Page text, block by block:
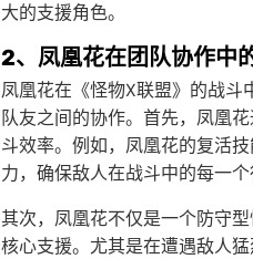
大的支援角色。
2、凤凰花在团队协作中
凤凰花在《怪物X联盟》的战
队友之间的协作。首先，凤凰
斗效率。例如，凤凰花的复活
力，确保敌人在战斗中的每一个
其次，凤凰花不仅是一个防守
核心支援。尤其是在遭遇敌人